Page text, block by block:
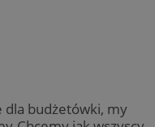
dla budżetówki, my